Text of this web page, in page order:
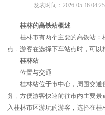
发表时间：2026-05-16 04:25
桂林的高铁站概述
桂林市有两个主要的高铁站
点，游客在选择下车站点时，可以
桂林站
位置与交通
桂林站位于市中心，周围交通
务，方便游客快速前往市内主要
入桂林市区游玩的游客，选择在桂